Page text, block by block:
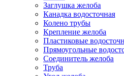
Заглушка желоба
Канадка водосточная
Колено трубы
Крепление желоба
Пластиковые
Прямоугольные
Соединитель желоба
Труба